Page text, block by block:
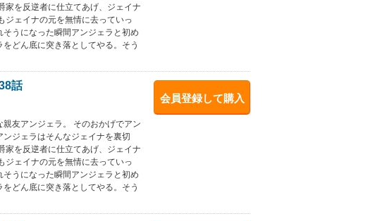
家を反逆者に仕立てあげ、ジェイナ
ジェイナの元を無情に去っていっ
うになった瞬間アンジェラと初め
どん底に突き落としてやる。そう
会員登録して購入
話
友アンジェラ。 そのおかげでアン
ジェラはそんなジェイナを裏切
家を反逆者に仕立てあげ、ジェイナ
ジェイナの元を無情に去っていっ
うになった瞬間アンジェラと初め
どん底に突き落としてやる。そう